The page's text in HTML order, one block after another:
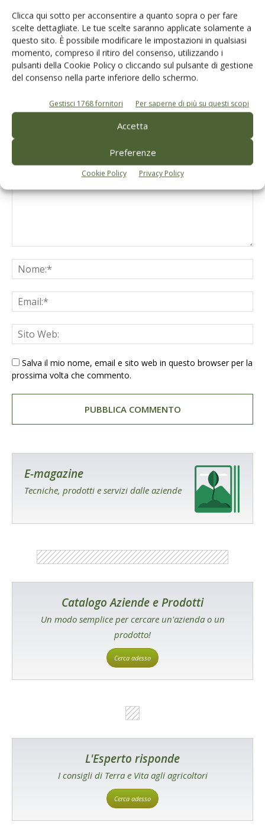
Clicca qui sotto per acconsentire a quanto sopra o per fare
scelte dettagliate. Le tue scelte saranno applicate solamente a
questo sito. È possibile modificare le impostazioni in qualsiasi
momento, compreso il ritiro del consenso, utilizzando i
pulsanti della Cookie Policy o cliccando sul pulsante di gestione
del consenso nella parte inferiore dello schermo.
Gestisci 1768 fornitori Per saperne di più su questi scopi
Accetta
Preferenze
Cookie Policy Privacy Policy
TAG EVOluzione
LASCIA UN COMMENTO
Salva il mio nome, email e sito web in questo browser per la
prossima volta che commento.
E-magazine
Tecniche, prodotti e servizi dalle aziende
Catalogo Aziende e Prodotti
Un modo semplice per cercare un'azienda o un
prodotto!
Cerca adesso
L'Esperto risponde
I consigli di Terra e Vita agli agricoltori
Cerca adesso